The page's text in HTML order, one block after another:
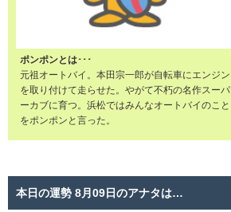
ポンポンとは･･･
元祖オートバイ。本田宗一郎が自転車にエンジン
を取り付けて走らせた。やがて不朽の名作スーパ
ーカブに育つ。浜松ではみんなオートバイのこと
をポンポンと言った。
本日の運勢 8月09日のアナタは…